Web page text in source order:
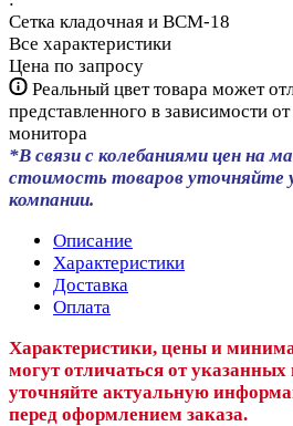
Сетка кладочная и ВСМ-18
Все характеристики
Цена по запросу
Реальный цвет товара может
представленного в зависимости
монитора
*В связи с колебаниями цен на
стоимость товаров уточняйте
компании.
Описание
Характеристики
Доставка
Оплата
Характеристики, цены и
могут отличаться от
уточняйте актуальную
перед оформлением заказа.